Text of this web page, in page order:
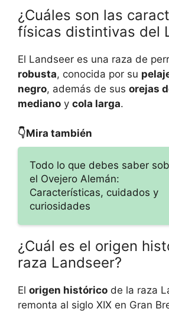
¿Cuáles son las
físicas distintivas del
El Landseer es una raza de
robusta, conocida por su
negro, además de sus orejas
mediano y cola larga.
👇Mira también
Todo lo que debes saber
el Ovejero Alemán:
Características, cuidados y
curiosidades
¿Cuál es el origen
raza Landseer?
El origen histórico de la raza
remonta al siglo XIX en Gran